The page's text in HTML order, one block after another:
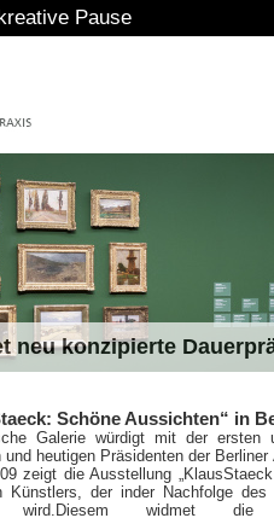
neu konzipierte
Schöne Aussichten“ in
Galerie würdigt mit der ersten
und heutigen Präsidenten der
zeigt die Ausstellung
Künstlers, der inder Nachfolge
wird.Diesem widmet